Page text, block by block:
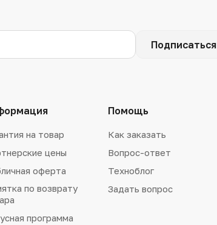
Подписаться
на товар
цены
оферта
по возврату
программа
Помощь
Как заказать
Вопрос-ответ
Техноблог
Задать вопрос